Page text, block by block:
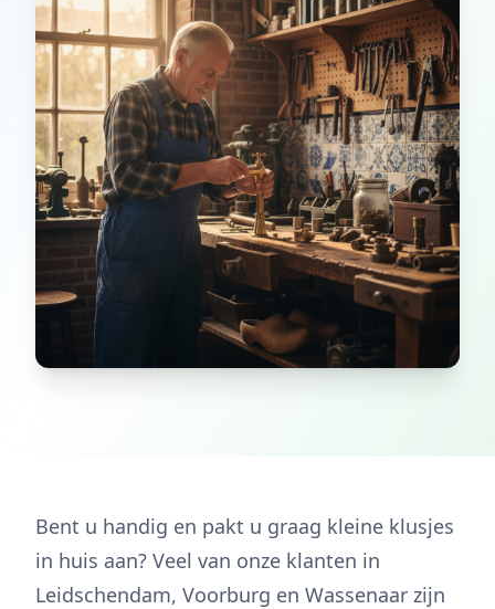
Bent u handig en pakt u graag kleine klusjes
in huis aan? Veel van onze klanten in
Leidschendam, Voorburg en Wassenaar zijn